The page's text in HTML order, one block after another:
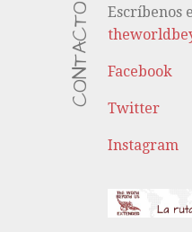
CONTACTO
Escríbenos
Facebook
Twitter
Instagram